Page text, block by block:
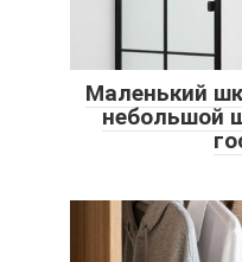
Маленький
небольшой